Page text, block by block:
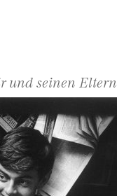
und seinen Eltern